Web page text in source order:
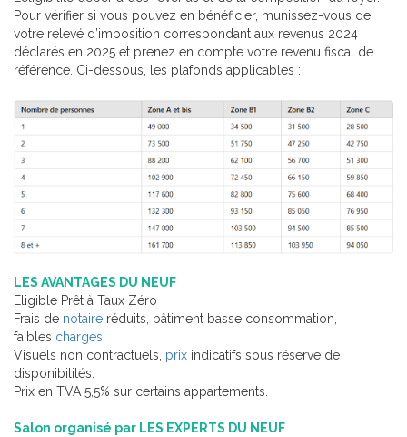
Pour vérifier si vous pouvez en bénéficier, munissez-vous de
votre relevé d’imposition correspondant aux revenus 2024
déclarés en 2025 et prenez en compte votre revenu fiscal de
référence. Ci-dessous, les plafonds applicables :
LES AVANTAGES DU NEUF
Eligible Prêt à Taux Zéro
Frais de notaire réduits, bâtiment basse consommation,
faibles charges
Visuels non contractuels, prix indicatifs sous réserve de
disponibilités.
Prix en TVA 5,5% sur certains appartements.
Salon organisé par LES EXPERTS DU NEUF